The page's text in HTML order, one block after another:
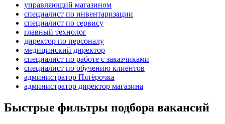
управляющий магазином
специалист по инвентаризации
специалист по сервису
главный технолог
директор по персоналу
медицинский директор
специалист по работе с заказчиками
специалист по обучению клиентов
администратор Пятёрочка
администратор директор магазина
Быстрые фильтры подбора вакансий